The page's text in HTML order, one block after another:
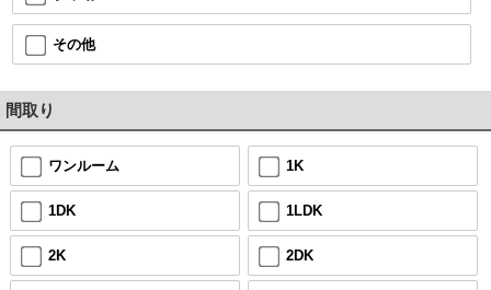
その他
間取り
ワンルーム 1K
1DK 1LDK
2K 2DK